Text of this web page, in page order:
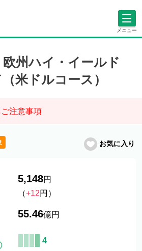
メニュー
州ハイ・イールド
米ドルコース）
注意事項
お気に入り
5,148円
（+12円）
55.46億円
4